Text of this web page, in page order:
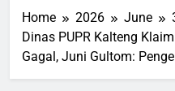
Home 2026 June
Dinas PUPR Kalteng
Gagal, Juni Gultom: